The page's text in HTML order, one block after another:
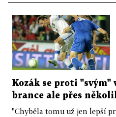
Kozák se proti "svým"
brance ale přes
"Chyběla tomu už jen lepší